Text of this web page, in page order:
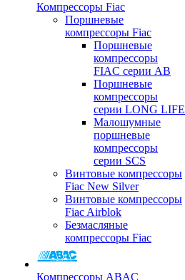
Компрессоры Fiac
Поршневые
компрессоры Fiac
Поршневые
компрессоры
FIAC серии AB
Поршневые
компрессоры
серии LONG LIFE
Малошумные
поршневые
компрессоры
серии SCS
Винтовые компрессоры
Fiac New Silver
Винтовые компрессоры
Fiac Airblok
Безмасляные
компрессоры Fiac
Компрессоры ABAC